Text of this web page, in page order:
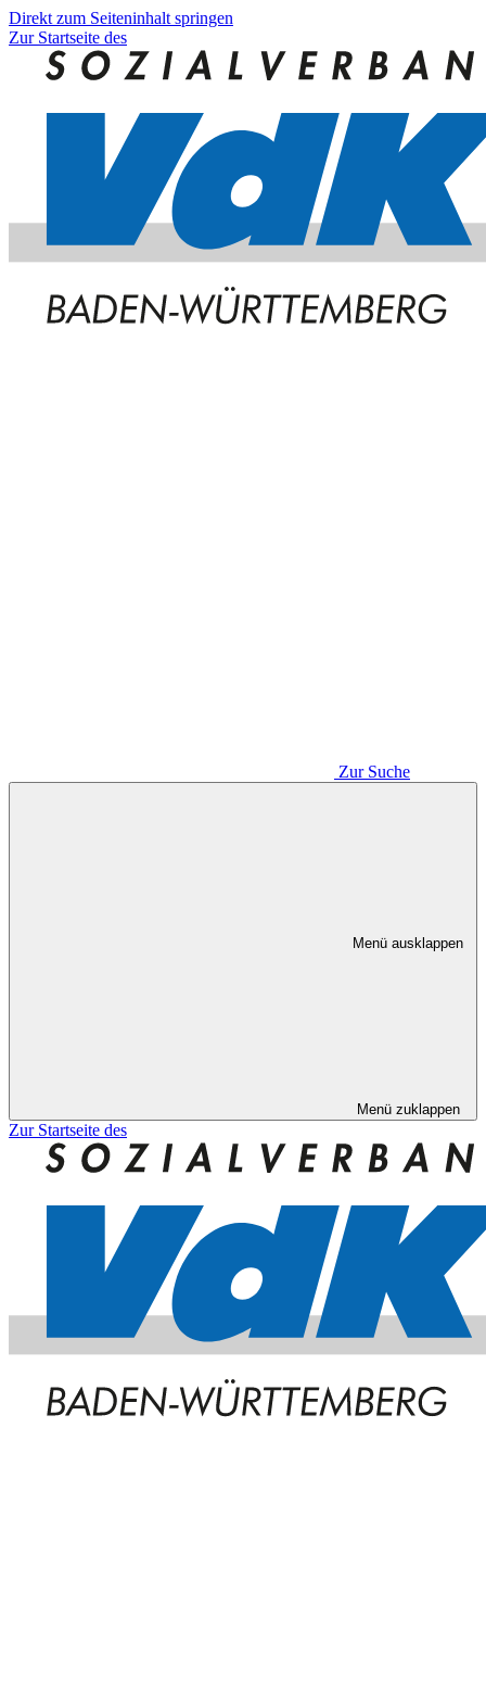
Direkt zum Seiteninhalt springen
Zur Startseite des
Zur Suche
Menü ausklappen
Menü zuklappen
Zur Startseite des